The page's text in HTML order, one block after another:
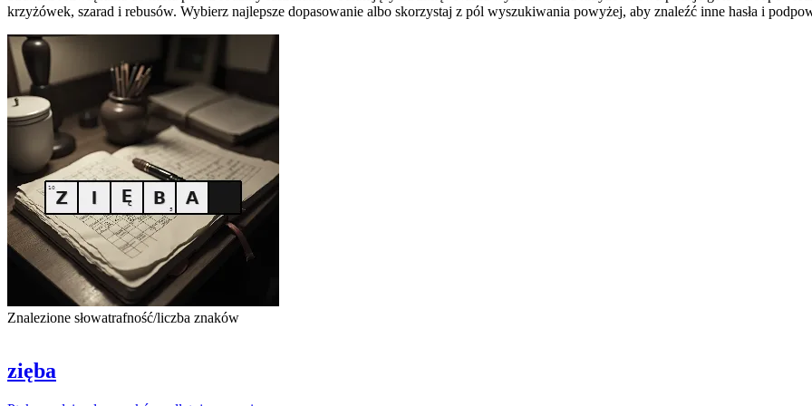
krzyżówek, szarad i rebusów. Wybierz najlepsze dopasowanie albo skorzystaj z pól wyszukiwania powyżej, aby znaleźć inne hasła i
Znalezione słowatrafność/liczba znaków
zięba